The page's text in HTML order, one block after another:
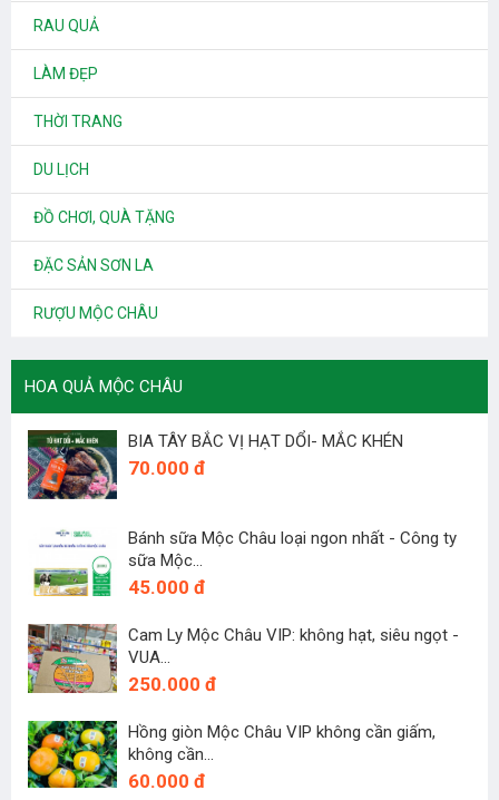
RAU QUẢ
LÀM ĐẸP
THỜI TRANG
DU LỊCH
ĐỒ CHƠI, QUÀ TẶNG
ĐẶC SẢN SƠN LA
RƯỢU MỘC CHÂU
HOA QUẢ MỘC CHÂU
BIA TÂY BẮC VỊ HẠT DỔI- MẮC KHÉN
70.000 đ
Bánh sữa Mộc Châu loại ngon nhất - Công ty
sữa Mộc...
45.000 đ
Cam Ly Mộc Châu VIP: không hạt, siêu ngọt -
VUA...
250.000 đ
Hồng giòn Mộc Châu VIP không cần giấm,
không cần...
60.000 đ